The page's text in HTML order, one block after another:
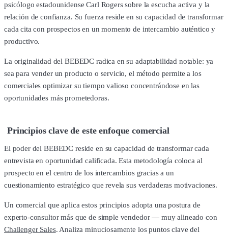
psicólogo estadounidense Carl Rogers sobre la escucha activa y la
relación de confianza. Su fuerza reside en su capacidad de transformar
cada cita con prospectos en un momento de intercambio auténtico y
productivo.
La originalidad del BEBEDC radica en su adaptabilidad notable: ya
sea para vender un producto o servicio, el método permite a los
comerciales optimizar su tiempo valioso concentrándose en las
oportunidades más prometedoras.
Principios clave de este enfoque comercial
El poder del BEBEDC reside en su capacidad de transformar cada
entrevista en oportunidad calificada. Esta metodología coloca al
prospecto en el centro de los intercambios gracias a un
cuestionamiento estratégico que revela sus verdaderas motivaciones.
Un comercial que aplica estos principios adopta una postura de
experto-consultor más que de simple vendedor — muy alineado con
Challenger Sales. Analiza minuciosamente los puntos clave del